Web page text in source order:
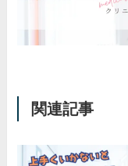
関連記事